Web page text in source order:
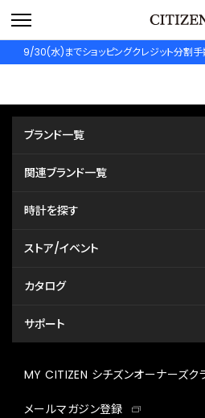
9/30(水)までショッピングクレジット分割
ブランド一覧
関連ブランド一覧
時計を探す
ストア/イベント
カタログ
サポート
MY CITIZEN シチズンオーナーズク
メールマガジン登録